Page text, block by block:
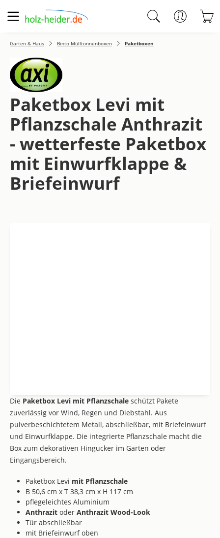
Zum Hauptinhalt springen
Garten & Haus Binto Mülltonnenboxen Paketboxen
Paketbox Levi mit
Pflanzschale Anthrazit
- wetterfeste Paketbox
mit Einwurfklappe &
Briefeinwurf
Die Paketbox Levi mit Pflanzschale schützt Pakete
zuverlässig vor Wind, Regen und Diebstahl. Aus
pulverbeschichtetem Metall, abschließbar, mit Briefeinwurf
und Einwurfklappe. Die integrierte Pflanzschale macht die
Box zum dekorativen Hingucker im Garten oder
Eingangsbereich.
Paketbox Levi mit Pflanzschale
B 50,6 cm x T 38,3 cm x H 117 cm
pflegeleichtes Aluminium
Anthrazit oder Anthrazit Wood-Look
Tür abschließbar
mit Briefeinwurf oben